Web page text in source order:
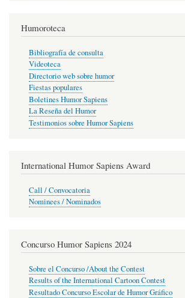
Humoroteca
Bibliografía de consulta
Videoteca
Directorio web sobre humor
Fiestas populares
Boletines Humor Sapiens
La Reseña del Humor
Testimonios sobre Humor Sapiens
International Humor Sapiens Award
Call / Convocatoria
Nominees / Nominados
Concurso Humor Sapiens 2024
Sobre el Concurso /About the Contest
Results of the International Cartoon Contest
Resultado Concurso Escolar de Humor Gráfico